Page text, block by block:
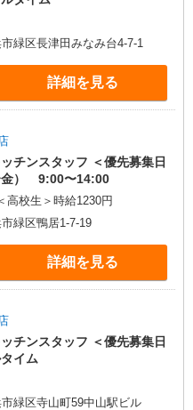
緑区長津田みなみ台4-7-1
詳細を見る
チンスタッフ ＜優先募集日
金） 9:00〜14:00
高校生＞時給1230円
緑区鴨居1-7-19
詳細を見る
チンスタッフ ＜優先募集日
イム
緑区寺山町59中山駅ビル